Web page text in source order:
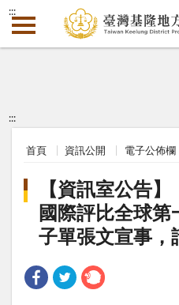
:::
:::
首頁 資訊公開 電子公佈欄
【資訊室公告
國際評比全球
子單張文宣事，